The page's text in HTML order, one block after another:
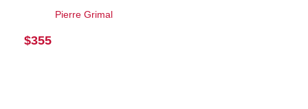
Pierre Grimal
$355